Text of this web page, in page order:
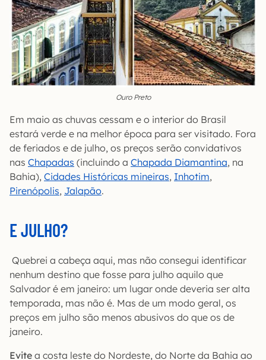
Ouro Preto
Em maio as chuvas cessam e o interior do Brasil
estará verde e na melhor época para ser visitado. Fora
de feriados e de julho, os preços serão convidativos
nas Chapadas (incluindo a Chapada Diamantina, na
Bahia), Cidades Históricas mineiras, Inhotim,
Pirenópolis, Jalapão.
E JULHO?
Quebrei a cabeça aqui, mas não consegui identificar
nenhum destino que fosse para julho aquilo que
Salvador é em janeiro: um lugar onde deveria ser alta
temporada, mas não é. Mas de um modo geral, os
preços em julho são menos abusivos do que os de
janeiro.
Evite a costa leste do Nordeste, do Norte da Bahia ao